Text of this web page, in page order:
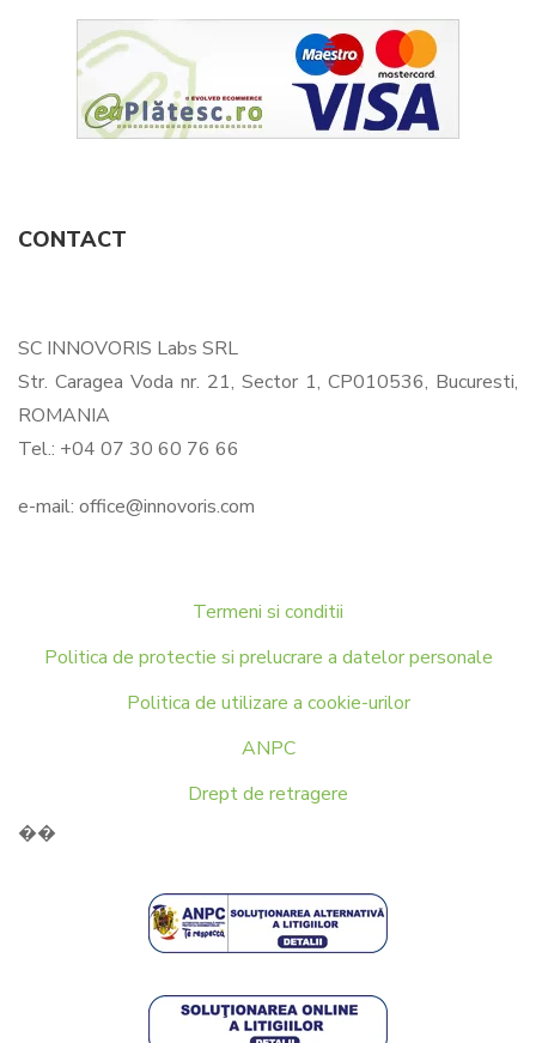
CONTACT
SC INNOVORIS Labs SRL
Str. Caragea Voda nr. 21, Sector 1, CP010536, Bucuresti,
ROMANIA
Tel.: +04 07 30 60 76 66
e-mail: office@innovoris.com
Termeni si conditii
Politica de protectie si prelucrare a datelor personale
Politica de utilizare a cookie-urilor
ANPC
Drept de retragere
��